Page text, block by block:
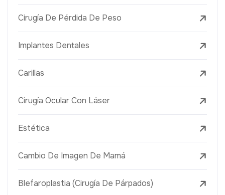
Cirugía De Pérdida De Peso
Implantes Dentales
Carillas
Cirugía Ocular Con Láser
Estética
Cambio De Imagen De Mamá
Blefaroplastia (Cirugía De Párpados)